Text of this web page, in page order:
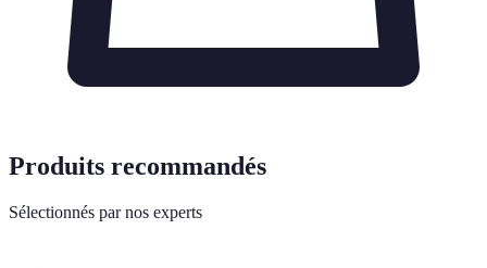
Produits recommandés
Sélectionnés par nos experts